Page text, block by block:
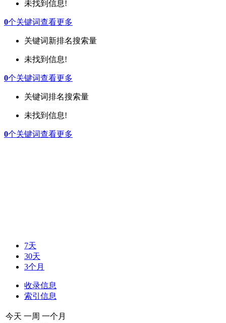
未找到信息!
0个关键词查看更多
关键词新排名搜索量
未找到信息!
0个关键词查看更多
关键词排名搜索量
未找到信息!
0个关键词查看更多
7天
30天
3个月
收录信息
索引信息
今天 一周 一个月